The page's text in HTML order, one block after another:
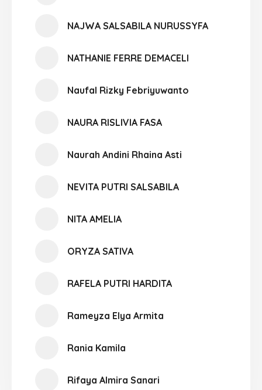
NAJWA SALSABILA NURUSSYFA
NATHANIE FERRE DEMACELI
Naufal Rizky Febriyuwanto
NAURA RISLIVIA FASA
Naurah Andini Rhaina Asti
NEVITA PUTRI SALSABILA
NITA AMELIA
ORYZA SATIVA
RAFELA PUTRI HARDITA
Rameyza Elya Armita
Rania Kamila
Rifaya Almira Sanari